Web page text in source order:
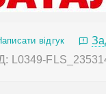
відгук
L0349-